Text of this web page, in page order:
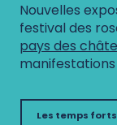
Nouvelles
festival des
pays des
Les temps